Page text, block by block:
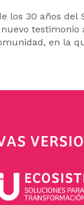
los 30 años del
testimonio
en la